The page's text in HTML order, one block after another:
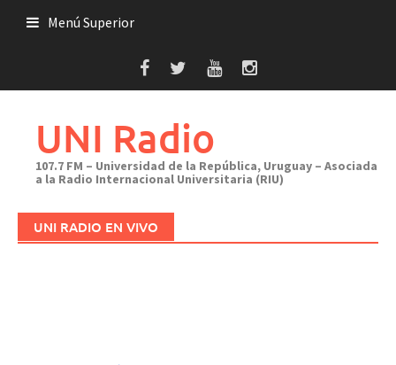
Menú Superior
UNI Radio
107.7 FM – Universidad de la República, Uruguay – Asociada
a la Radio Internacional Universitaria (RIU)
UNI RADIO EN VIVO